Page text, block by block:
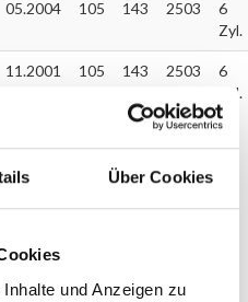
Über Cookies
und Anzeigen zu
05.2004 105 143 2503
6
Zyl.
11.2001 105 143 2503
6
Zyl.
können Sie auch unseren
oder E-Mail).
Schlüsselnummerzu 2
dabei?